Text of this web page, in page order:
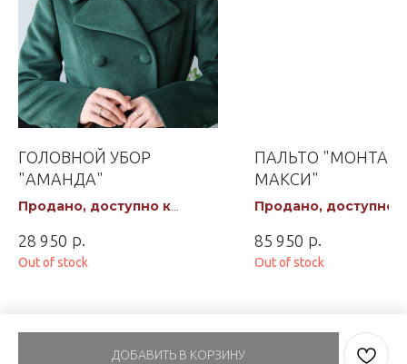
ДОБАВИТЬ В КОРЗИНУ
ГОЛОВНОЙ УБОР
"АМАНДА"
Продано, доступно к
28 950 р.
Out of stock
ПАЛЬТО
МАКСИ"
Продано, доступно к
85 950 р.
Out of stock